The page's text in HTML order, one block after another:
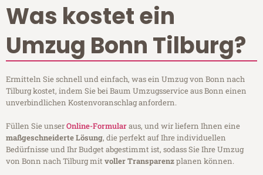
Was kostet ein
Umzug Bonn Tilburg?
Ermitteln Sie schnell und einfach, was ein Umzug von Bonn nach
Tilburg kostet, indem Sie bei Baum Umzugsservice aus Bonn einen
unverbindlichen Kostenvoranschlag anfordern.
Füllen Sie unserOnline-Formularaus, und wir liefern Ihnen eine
maßgeschneiderte Lösung, die perfekt auf Ihre individuellen
Bedürfnisse und Ihr Budget abgestimmt ist, sodass Sie Ihre Umzug
von Bonn nach Tilburg mitvoller Transparenzplanen können.